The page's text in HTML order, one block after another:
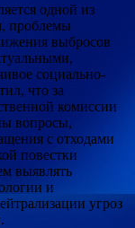
одной из
проблемы
выбросов
социально-
что за
комиссии
вопросы,
с отходами
повестки
выявлять
и
угроз